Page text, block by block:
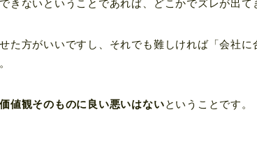
きないということであれば、どこかでズレが出て
た方がいいですし、それでも難しければ「会社に
価値観そのものに良い悪いはないということです。